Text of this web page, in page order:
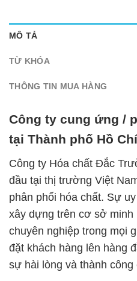
MÔ TẢ
TỪ KHÓA
THÔNG TIN MUA HÀNG
Công ty cung ứng /
tại Thành phố Hồ
Công ty Hóa chất Đắc
đầu tại thị trường Việt
phân phối hóa chất. Sự
xây dựng trên cơ sở
chuyên nghiệp trong mọi
đặt khách hàng lên hàng
sự hài lòng và thành công